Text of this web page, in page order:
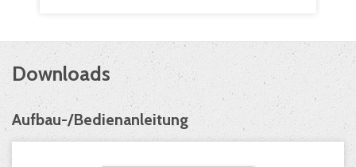
Downloads
Aufbau-/Bedienanleitung